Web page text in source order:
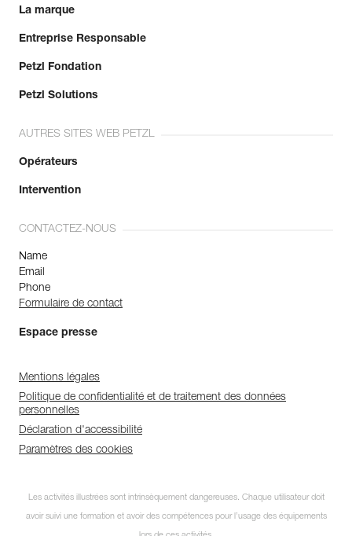
La marque
Entreprise Responsable
Petzl Fondation
Petzl Solutions
AUTRES SITES WEB PETZL
Opérateurs
Intervention
CONTACTEZ-NOUS
Name
Email
Phone
Formulaire de contact
Espace presse
Mentions légales
Politique de confidentialité et de traitement des données
personnelles
Déclaration d'accessibilité
Paramètres des cookies
Les activités illustrées sont intrinsèquement dangereuses. Chaque utilisateur doit
avoir suivi une formation et avoir des compétences pour l’usage des équipements